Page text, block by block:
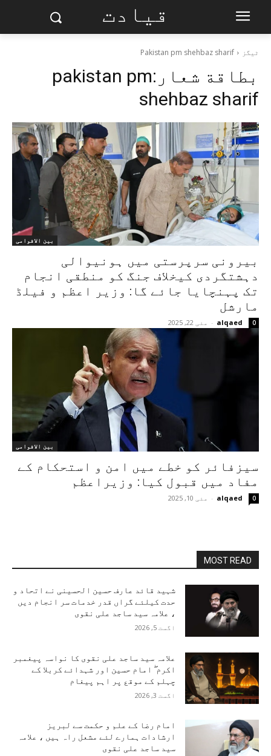
قیادت
ٹیگز Pakistan pm shehbaz sharif
بطاقة شعار:pakistan pm
shehbaz sharif
بین الاقوامی
بیرونی سرپرستی میں ہونیوالی
دہشتگردی کیخلاف جنگ کو منطقی انجام
تک پہنچایا جائے گا: وزیر اعظم و فیلڈ
مارشل
alqaed
- مئی 22, 2025 0
بین الاقوامی
سیزفائر کو خطے میں امن و استحکام کے
مفاد میں قبول کیا: وزیراعظم
alqaed
- مئی 10, 2025 0
MOST READ
شہید قائد عارف حسین الحسینی نے اتحاد و
حدت کیلئے گراں قدر خدمات سر انجام دیں
، علامہ سید ساجد علی نقوی
اگست 5, 2026
علامہ سید ساجد علی نقوی کا نواسہ پیغمبر
اکرم ۖ امام حسین اور شہدائے کربلا کے
چہلم کے موقع پر اہم پیغام
اگست 3, 2026
امام رضا کے علم و حکمت سے لبریز
ارشادات ہمارے لئے مشعل راہ ہیں ، علامہ
سید ساجد علی نقوی